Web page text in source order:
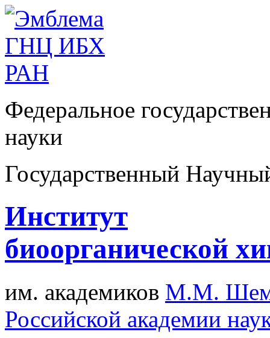
Федеральное
науки
Государственный
Институт
биоорганической
им. академиков М.М.
Российской академии